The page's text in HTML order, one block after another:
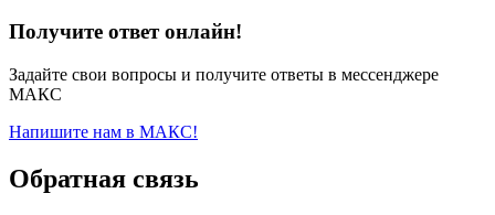
Получите ответ онлайн!
Задайте свои вопросы и получите ответы в мессенджере
МАКС
Напишите нам в МАКС!
Обратная связь